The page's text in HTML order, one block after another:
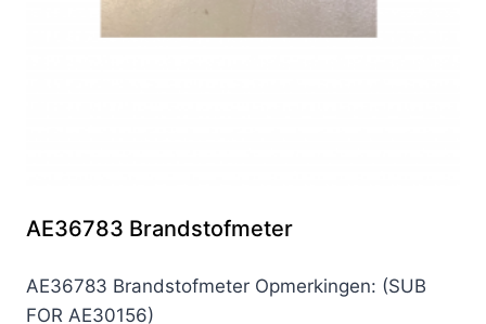
AE36783 Brandstofmeter
AE36783 Brandstofmeter Opmerkingen: (SUB
FOR AE30156)